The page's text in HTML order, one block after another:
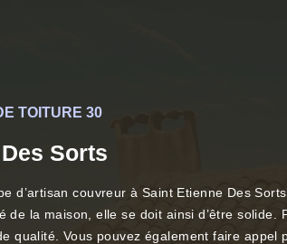
TOITURE 30
Sorts
d’artisan couvreur à Saint Etienne Des
la maison, elle se doit ainsi d’être solide.
qualité. Vous pouvez également faire appel